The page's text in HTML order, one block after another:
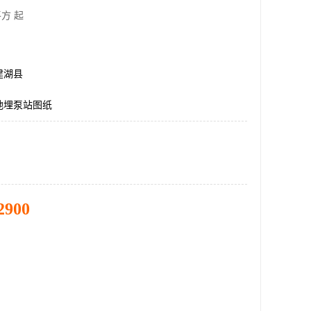
起
湖县
埋泵站图纸